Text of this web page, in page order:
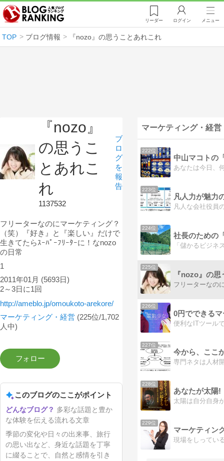
リーダー ログイン メニュー
TOP ブログ情報 『nozo』の思うことあれこれ
『nozo』
の思うこ
とあれこ
れ
1137532
ブ
ロ
グ
を
報
告
フリーターなのにマーケティング？
（笑）『好き』と『楽しい』だけで
生きてたらｽｰﾊﾟｰﾌﾘｰﾀｰに！なnozo
の日常
1
2011年01月 (5693日)
2～3日に1回
http://ameblo.jp/omoukoto-arekore/
マーケティング・経営 (225位/1,702
人中)
このブログのここがポイント
多彩な話題と豊か
な体験を伝える流れる文章
季節の変化や日々の出来事、旅行
の思い出など、身近な話題を丁寧
に綴ることで、自然と感情を引き
マーケティング・経営
222位
223位
凡人力が魅力
224位
225位
『nozo』の
226位
0円でできる
227位
今から、ここ
専門ネタは人材
228位
あなたが太陽!
229位